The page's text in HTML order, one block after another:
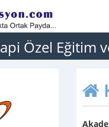
Özel Eğitim